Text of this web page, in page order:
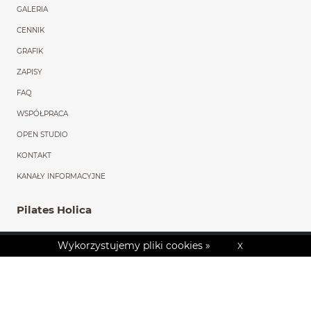
GALERIA
CENNIK
GRAFIK
ZAPISY
FAQ
WSPÓŁPRACA
OPEN STUDIO
KONTAKT
KANAŁY INFORMACYJNE
Pilates Holica
ul. Fitelberga 6
43-241 ŁąkaPoland
Wykorzystujemy pliki cookies » X